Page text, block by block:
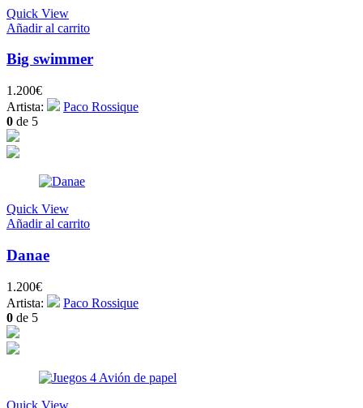
Quick View
Añadir al carrito
Big swimmer
1.200€
Artista:
Paco Rossique
0 de 5
Quick View
Añadir al carrito
Danae
1.200€
Artista:
Paco Rossique
0 de 5
Quick View